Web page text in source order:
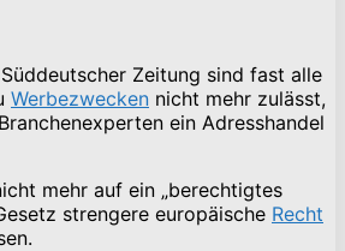
Zeitung sind fast alle
Werbezwecken nicht mehr zulässt,
ein Adresshandel
mehr auf ein „berechtigtes
strengere europäische Recht